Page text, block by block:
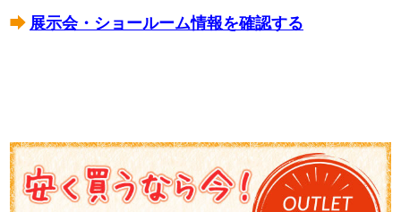
展示会・ショールーム情報を確認する